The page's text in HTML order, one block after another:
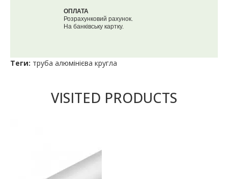
ОПЛАТА
Розрахунковий рахунок.
На банківську картку.
Теги: труба алюмінієва кругла
VISITED PRODUCTS